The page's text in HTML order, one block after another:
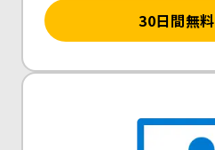
30日間無